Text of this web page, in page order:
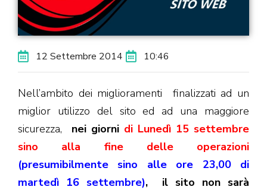
12 Settembre 2014 10:46
Nell’ambito dei miglioramenti finalizzati ad un
miglior utilizzo del sito ed ad una maggiore
sicurezza, nei giorni di Lunedì 15 settembre
sino alla fine delle operazioni
(presumibilmente sino alle ore 23,00 di
martedì 16 settembre), il sito non sarà